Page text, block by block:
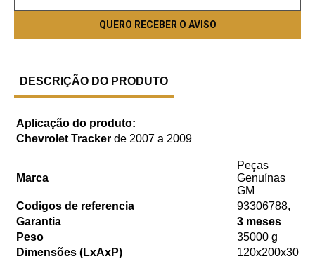
DESCRIÇÃO DO PRODUTO
Aplicação do produto:
Chevrolet Tracker de 2007 a 2009
Marca
Peças
Genuínas
GM
Codigos de referencia
93306788,
Garantia
3 meses
Peso
35000 g
Dimensões (LxAxP)
120x200x30